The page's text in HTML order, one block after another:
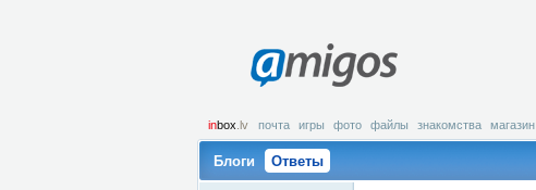
amigos
inbox .lv почта игры фото файлы знакомства магазин
Блоги Ответы